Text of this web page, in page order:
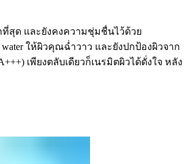
สุด และยังคงความชุ่มชื่นไว้ด้วย
ให้ผิวคุณฉ่ำวาว และยังปกป้องผิวจาก
เพียงตลับเดียวก็เนรมิตผิวได้ดั่งใจ หลัง